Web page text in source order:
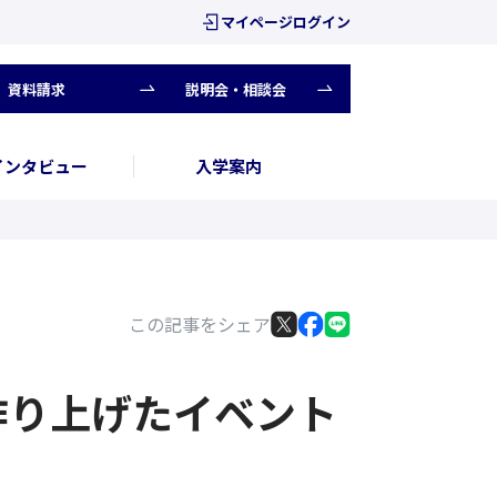
マイページログイン
資料請求 説明会・相談会
ンタビュー 入学案内
この記事をシェア
上げたイベント